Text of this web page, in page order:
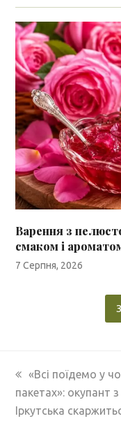
Варення з
смаком і
7 Серпня, 2026
previous
post:
«Всі поїдемо у
пакетах»: окупант з
Іркутська